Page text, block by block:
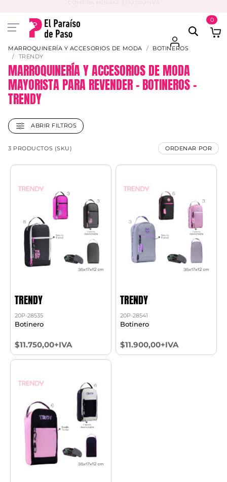
0
MARROQUINERÍA Y ACCESORIOS DE MODA
BOTINEROS
TRENDY
MARROQUINERÍA Y ACCESORIOS DE MODA
MAYORISTA PARA REVENDER – BOTINEROS –
TRENDY
ABRIR FILTROS
3 PRODUCTOS (SKU) ORDENAR POR
TRENDY
20P-28535
Botinero
$11.750,00+IVA
TRENDY
20P-28541
Botinero
$11.900,00+IVA